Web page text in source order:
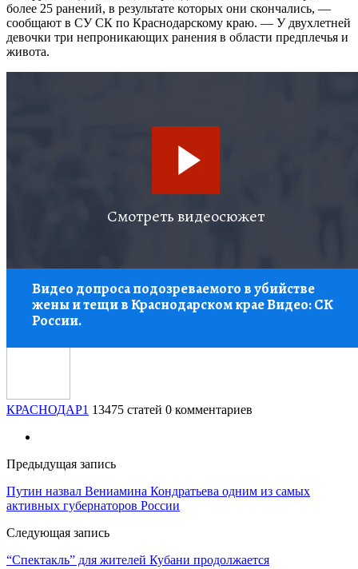
более 25 ранений, в результате которых они скончались, —
сообщают в СУ СК по Краснодарскому краю. — У двухлетней
девочки три непроникающих ранения в области предплечья и
живота.
— Частично раскаиваюсь, — сказал мужчина на допросе.
больницу, где им оказали необходимую помощь. Угрозы их
«Происшествия на Кубани»
Источник
КРАСНОДАР1 13475 статей 0 комментариев
Предыдущая запись
Путин назвал Вениамина Кондратьева одним из самых
активных губернаторов России
Следующая запись
“Спектакль” для жителей Кубани продолжается